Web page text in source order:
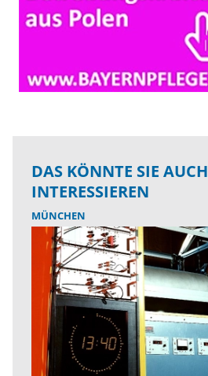
DAS KÖNNTE SIE AUCH
INTERESSIEREN
MÜNCHEN